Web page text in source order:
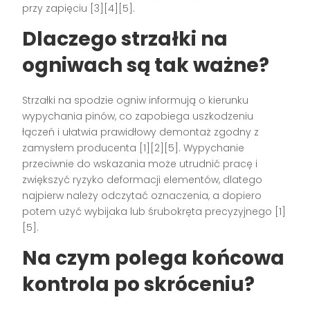
przy zapięciu [3][4][5].
Dlaczego strzałki na
ogniwach są tak ważne?
Strzałki na spodzie ogniw informują o kierunku
wypychania pinów, co zapobiega uszkodzeniu
łączeń i ułatwia prawidłowy demontaż zgodny z
zamysłem producenta [1][2][5]. Wypychanie
przeciwnie do wskazania może utrudnić pracę i
zwiększyć ryzyko deformacji elementów, dlatego
najpierw należy odczytać oznaczenia, a dopiero
potem użyć wybijaka lub śrubokręta precyzyjnego [1]
[5].
Na czym polega końcowa
kontrola po skróceniu?